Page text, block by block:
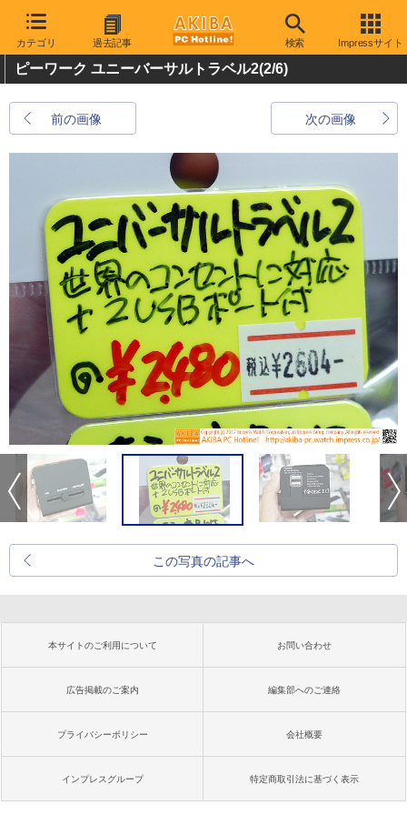
カテゴリ 過去記事 検索 Impressサイト
ピーワーク ユニーバーサルトラベル2(2/6)
前の画像 次の画像
この写真の記事へ
本サイトのご利用について お問い合わせ
広告掲載のご案内 編集部へのご連絡
プライバシーポリシー 会社概要
インプレスグループ 特定商取引法に基づく表示